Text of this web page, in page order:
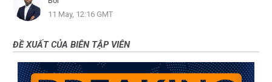
11 May, 12:16 GMT
ĐỀ XUẤT CỦA BIÊN TẬP VIÊN